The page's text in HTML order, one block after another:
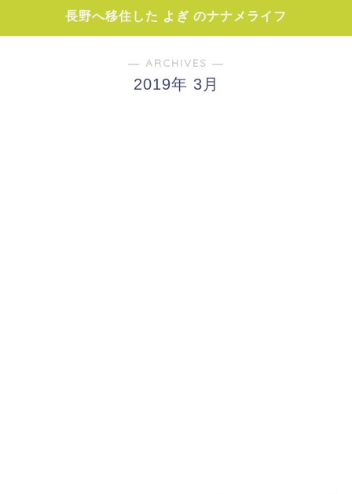
長野へ移住した よぎ のナナメライフ
― ARCHIVES ―
2019年 3月